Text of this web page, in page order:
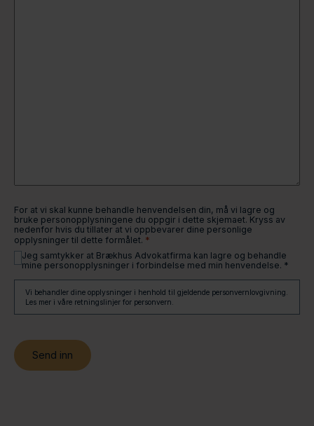
For at vi skal kunne behandle henvendelsen din, må vi lagre og
bruke personopplysningene du oppgir i dette skjemaet. Kryss av
nedenfor hvis du tillater at vi oppbevarer dine personlige
opplysninger til dette formålet. *
Jeg samtykker at Brækhus Advokatfirma kan lagre og behandle
mine personopplysninger i forbindelse med min henvendelse. *
Vi behandler dine opplysninger i henhold til gjeldende personvernlovgivning.
Les mer i våre retningslinjer for personvern.